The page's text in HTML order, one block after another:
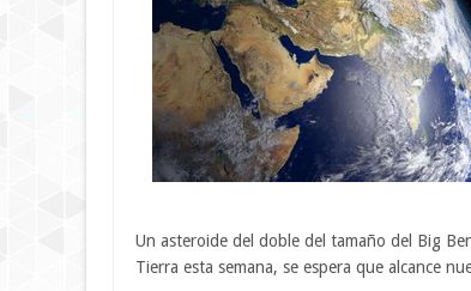
Un asteroide del doble del tamaño del Big
Tierra esta semana, se espera que alcance